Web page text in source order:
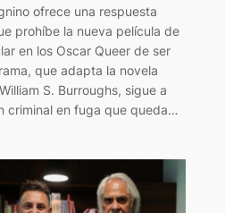
ofrece una respuesta
prohíbe la nueva película de
en los Oscar Queer de ser
que adapta la novela
S. Burroughs, sigue a
criminal en fuga que queda…